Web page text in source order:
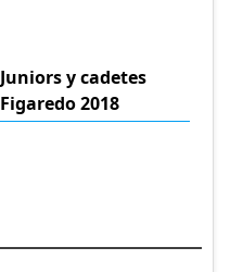
Juniors y cadetes
Figaredo 2018